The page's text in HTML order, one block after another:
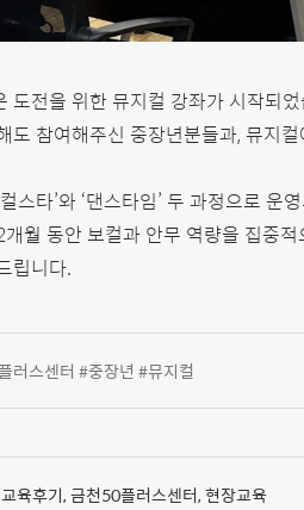
도전을 위한 뮤지컬 강좌가 시작되
도 참여해주신 중장년분들과, 뮤지
스타’와 ‘댄스타임’ 두 과정으로
월 동안 보컬과 안무 역량을 집중
립니다.
러스센터 #중장년 #뮤지컬
교육후기, 금천50플러스센터, 현장교육